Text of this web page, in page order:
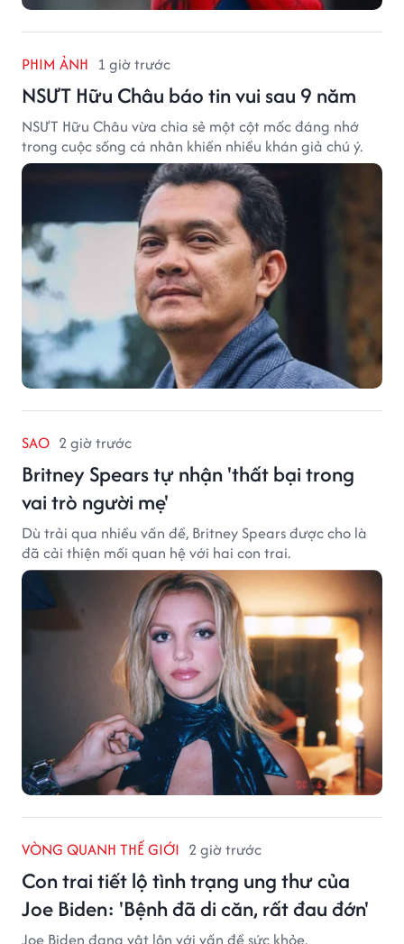
PHIM ẢNH 1 giờ trước
NSƯT Hữu Châu báo tin vui sau 9 năm
NSƯT Hữu Châu vừa chia sẻ một cột mốc đáng nhớ
trong cuộc sống cá nhân khiến nhiều khán giả chú ý.
SAO 2 giờ trước
Britney Spears tự nhận 'thất bại trong
vai trò người mẹ'
Dù trải qua nhiều vấn đề, Britney Spears được cho là
đã cải thiện mối quan hệ với hai con trai.
VÒNG QUANH THẾ GIỚI 2 giờ trước
Con trai tiết lộ tình trạng ung thư của
Joe Biden: 'Bệnh đã di căn, rất đau đớn'
Joe Biden đang vật lộn với vấn đề sức khỏe.